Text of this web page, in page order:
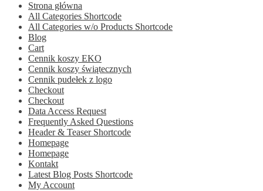
Strona główna
All Categories Shortcode
All Categories w/o Products Shortcode
Blog
Cart
Cennik koszy EKO
Cennik koszy świątecznych
Cennik pudełek z logo
Checkout
Checkout
Data Access Request
Frequently Asked Questions
Header & Teaser Shortcode
Homepage
Homepage
Kontakt
Latest Blog Posts Shortcode
My Account